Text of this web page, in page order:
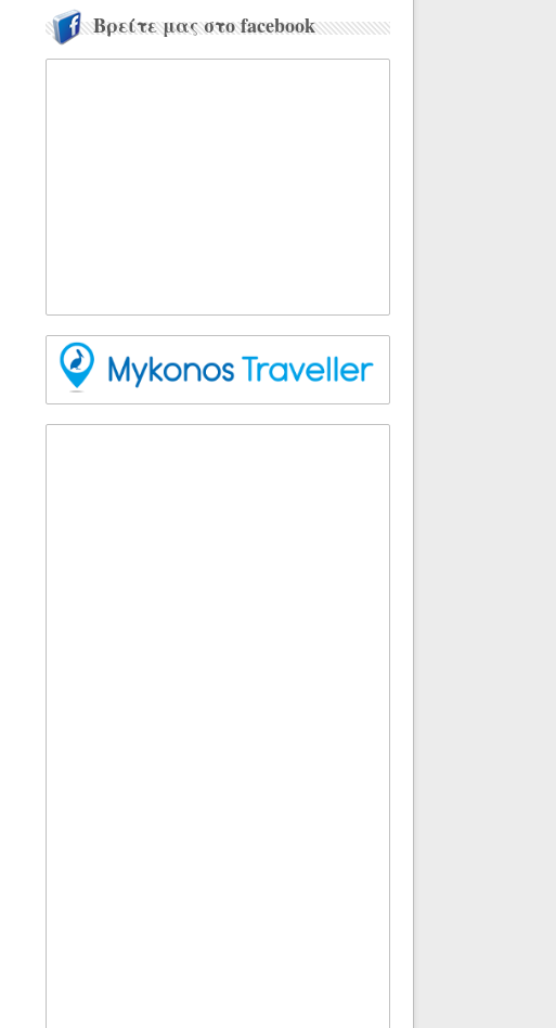
Βρείτε μας στο facebook